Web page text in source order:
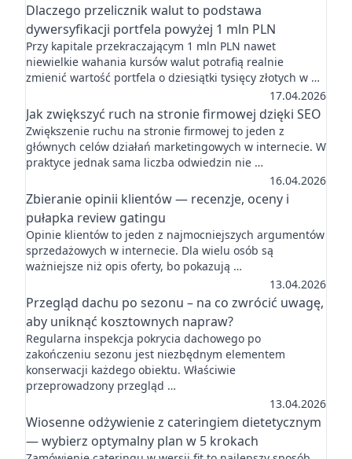
Dlaczego przelicznik walut to podstawa
dywersyfikacji portfela powyżej 1 mln PLN
Przy kapitale przekraczającym 1 mln PLN nawet
niewielkie wahania kursów walut potrafią realnie
zmienić wartość portfela o dziesiątki tysięcy złotych w …
17.04.2026
Jak zwiększyć ruch na stronie firmowej dzięki SEO
Zwiększenie ruchu na stronie firmowej to jeden z
głównych celów działań marketingowych w internecie. W
praktyce jednak sama liczba odwiedzin nie …
16.04.2026
Zbieranie opinii klientów — recenzje, oceny i
pułapka review gatingu
Opinie klientów to jeden z najmocniejszych argumentów
sprzedażowych w internecie. Dla wielu osób są
ważniejsze niż opis oferty, bo pokazują …
13.04.2026
Przegląd dachu po sezonu – na co zwrócić uwagę,
aby uniknąć kosztownych napraw?
Regularna inspekcja pokrycia dachowego po
zakończeniu sezonu jest niezbędnym elementem
konserwacji każdego obiektu. Właściwie
przeprowadzony przegląd …
13.04.2026
Wiosenne odżywienie z cateringiem dietetycznym
— wybierz optymalny plan w 5 krokach